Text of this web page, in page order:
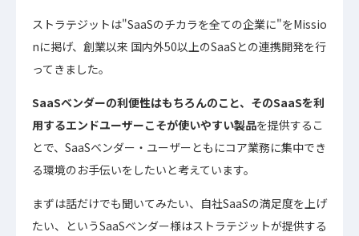
ストラテジットは"SaaSのチカラを全ての企業に"をMissio
nに掲げ、創業以来 国内外50以上のSaaSとの連携開発を行
ってきました。
SaaSベンダーの利便性はもちろんのこと、そのSaaSを利
用するエンドユーザーこそが使いやすい製品を提供するこ
とで、SaaSベンダー・ユーザーともにコア業務に集中でき
る環境のお手伝いをしたいと考えています。
まずは話だけでも聞いてみたい、自社SaaSの満足度を上げ
たい、というSaaSベンダー様はストラテジットが提供する